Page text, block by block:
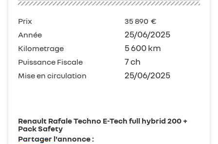
Prix 35 890 €
Année
25/06/2025
Kilometrage 5 600 km
Puissance Fiscale 7 ch
Mise en circulation 25/06/2025
Renault Rafale Techno E-Tech full hybrid 200 +
Pack Safety
Partager l'annonce :